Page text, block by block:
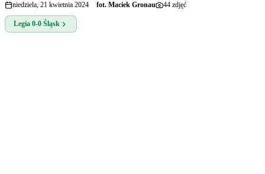
niedziela, 21 kwietnia 2024 fot. Maciek Gronau 44 zdjęć
Legia 0-0 Śląsk